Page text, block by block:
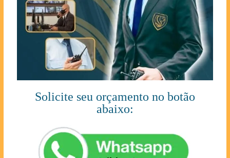
Solicite seu orçamento no botão
abaixo: